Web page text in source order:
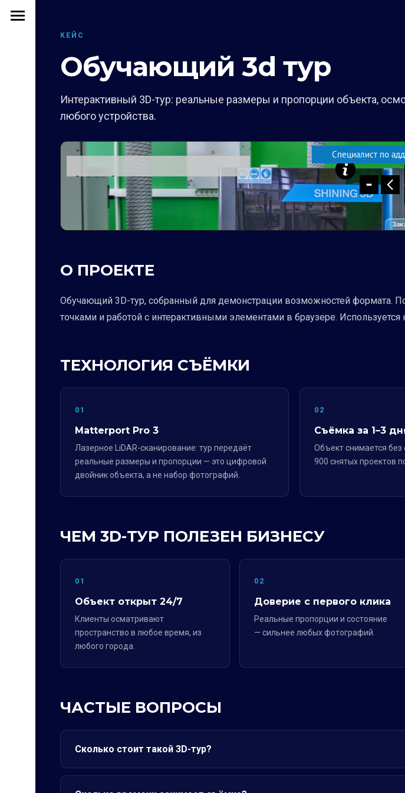
КЕЙС
Обучающий 3d тур
Интерактивный 3D-тур: реальные размеры и пропорции объекта,
любого устройства.
О ПРОЕКТЕ
Обучающий 3D-тур, собранный для демонстрации возможностей формата.
точками и работой с интерактивными элементами в браузере.
ТЕХНОЛОГИЯ СЪЁМКИ
01
Matterport Pro 3
Лазерное LiDAR-сканирование: тур передаёт
реальные размеры и пропорции — это цифровой
двойник объекта, а не набор фотографий.
02
Съёмка за 1–3
Объект снимается без
900 снятых проектов
ЧЕМ 3D-ТУР ПОЛЕЗЕН БИЗНЕСУ
01
Объект открыт 24/7
Клиенты осматривают
пространство в любое время, из
любого города.
02
Доверие с первого клика
Реальные пропорции и состояние
— сильнее любых фотографий.
ЧАСТЫЕ ВОПРОСЫ
Сколько стоит такой 3D-тур?